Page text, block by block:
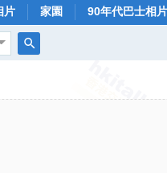
片 家園 90年代巴士相片